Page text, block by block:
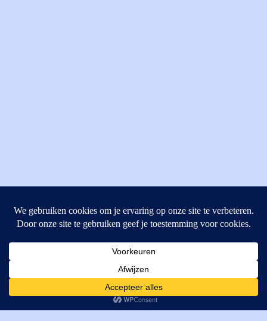
4462GE, Goes
T: +31 (0) 111-484438
M:parts@mitechniek.nl
VAT: NL862802295B01
Cookies helpen ons bij het leveren van onze diensten. Door
gebruik te maken van onze diensten, gaat u akkoord met ons
gebruik van cookies.